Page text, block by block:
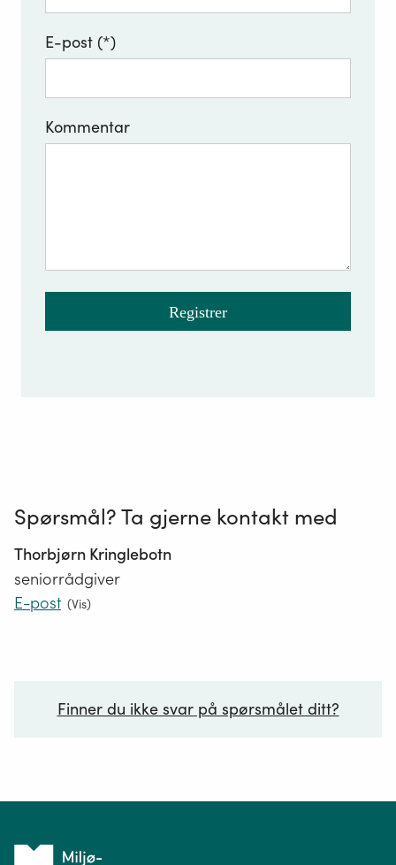
E-post
Kommentar
Registrer
Spørsmål? Ta gjerne kontakt med
Thorbjørn Kringlebotn
seniorrådgiver
E-post (Vis)
Finner du ikke svar på spørsmålet ditt?
Tilbake